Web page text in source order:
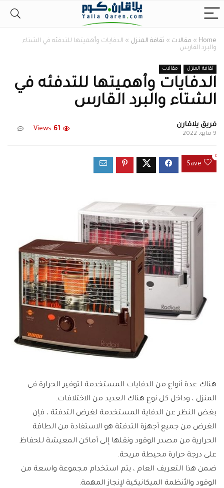
Home
» مقالات » ثقافة المنزل » الدفايات وأهميتها للتدفئه في الشتاء
والبرد القارس
ثقافة المنزل مقالات
الدفايات وأهميتها للتدفئه في
الشتاء والبرد القارس
فريق يلاقارن
9 مايو، 2022
61
Save
0
هناك عدة أنواع من الدفايات المستخدمة لتوفير الحرارة في
المنزل ، وداخل كل نوع هناك العديد من الاختلافات.
بغض النظر عن الدفاية المستخدمة لغرض التدفئة ، فإن
الغرض من جميع أجهزة التدفئة هو الاستفادة من الطاقة
الحرارية من مصدر الوقود ونقلها إلى أماكن المعيشة للحفاظ
على درجة حرارة محيطة مريحة.
ضمن هذا التعريف العام ، يتم استخدام مجموعة واسعة من
الوقود والأنظمة الميكانيكية لإنجاز المهمة.